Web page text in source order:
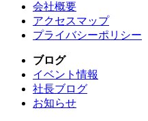
会社概要
アクセスマップ
プライバシーポリシー
ブログ
イベント情報
社長ブログ
お知らせ